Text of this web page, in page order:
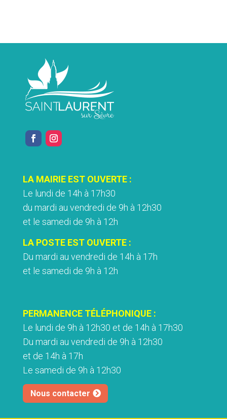
LA MAIRIE EST OUVERTE :
Le lundi de 14h à 17h30
du mardi au vendredi de 9h à 12h30
et le samedi de 9h à 12h
LA POSTE EST OUVERTE :
Du mardi au vendredi de 14h à 17h
et le samedi de 9h à 12h
PERMANENCE TÉLÉPHONIQUE :
Le lundi de 9h à 12h30 et de 14h à 17h30
Du mardi au vendredi de 9h à 12h30
et de 14h à 17h
Le samedi de 9h à 12h30
Nous contacter